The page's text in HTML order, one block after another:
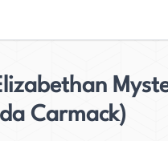
Carmack)